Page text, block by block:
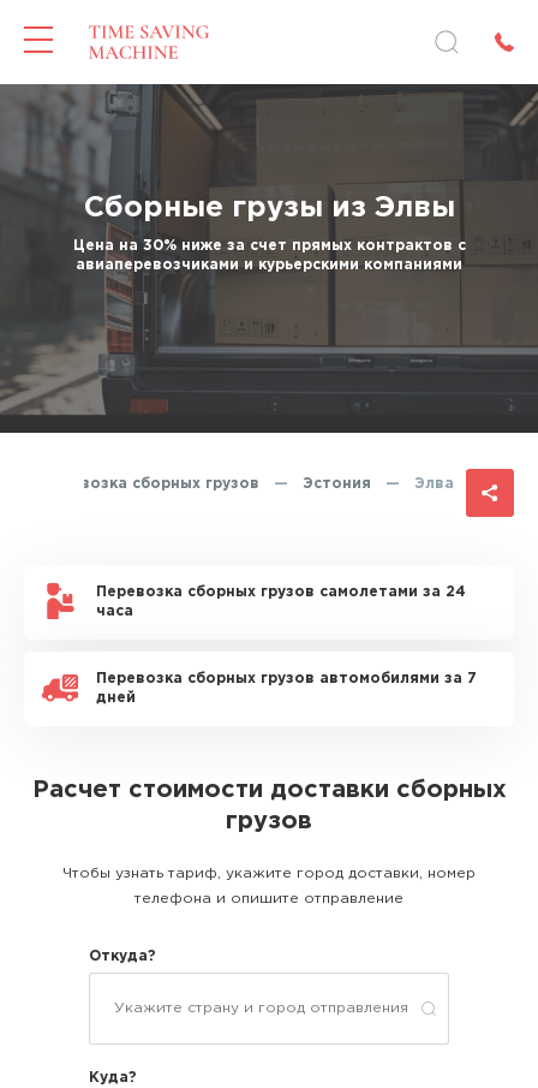
Сборные грузы из Элвы
Цена на 30% ниже за счет прямых контрактов с
авиаперевозчиками и курьерскими компаниями
Перевозка сборных грузов — Эстония — Элва
Перевозка сборных грузов самолетами за 24
часа
Перевозка сборных грузов автомобилями за 7
дней
Расчет стоимости доставки сборных
грузов
Чтобы узнать тариф, укажите город доставки, номер
телефона и опишите отправление
Откуда?
Куда?